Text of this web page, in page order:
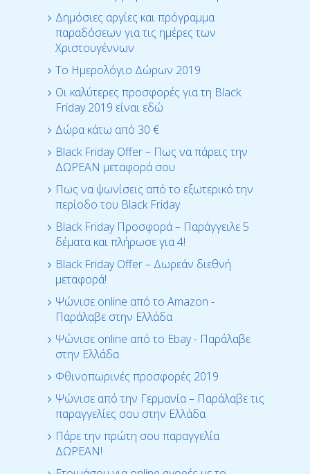
Δημόσιες αργίες και πρόγραμμα
παραδόσεων για τις ημέρες των
Χριστουγέννων
Το Ημερολόγιο Δώρων 2019
Οι καλύτερες προσφορές για τη Black
Friday 2019 είναι εδώ
Δώρα κάτω από 30 €
Black Friday Offer – Πως να πάρεις την
ΔΩΡΕΑΝ μεταφορά σου
Πως να ψωνίσεις από το εξωτερικό την
περίοδο του Black Friday
Black Friday Προσφορά – Παράγγειλε 5
δέματα και πλήρωσε για 4!
Black Friday Offer – Δωρεάν διεθνή
μεταφορά!
Ψώνισε online από το Amazon -
Παράλαβε στην Ελλάδα
Ψώνισε online από το Ebay - Παράλαβε
στην Ελλάδα
Φθινοπωρινές προσφορές 2019
Ψώνισε από την Γερμανία – Παράλαβε τις
παραγγελίες σου στην Ελλάδα
Πάρε την πρώτη σου παραγγελία
ΔΩΡΕΑΝ!